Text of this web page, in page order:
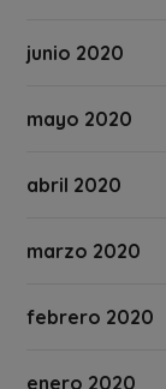
junio 2020
mayo 2020
abril 2020
marzo 2020
febrero 2020
enero 2020